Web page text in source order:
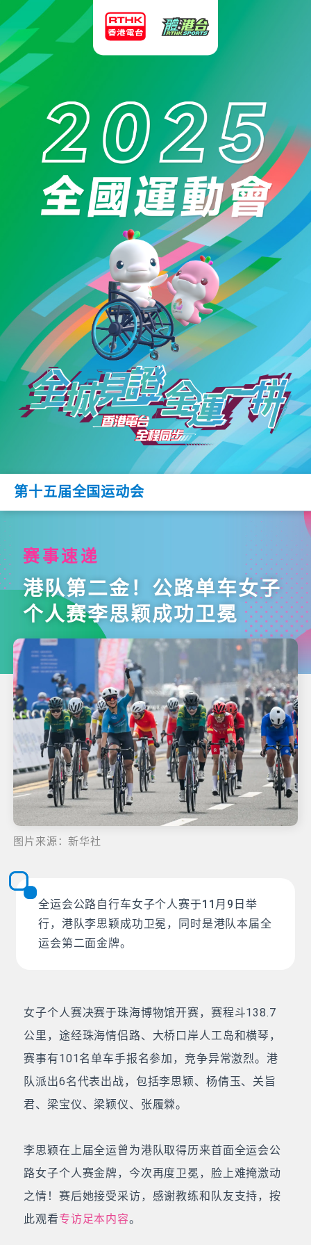
第十五届全国运动会
赛事速递
港队第二金！公路单车女子
个人赛李思颖成功卫冕
图片来源：新华社
全运会公路自行车女子个人赛于11月9日举
行，港队李思颖成功卫冕，同时是港队本届全
运会第二面金牌。
女子个人赛决赛于珠海博物馆开赛，赛程斗138.7
公里，途经珠海情侣路、大桥口岸人工岛和横琴，
赛事有101名单车手报名参加，竞争异常激烈。港
队派出6名代表出战，包括李思颖、杨倩玉、关旨
君、梁宝仪、梁颖仪、张履檾。
李思颖在上届全运曾为港队取得历来首面全运会公
路女子个人赛金牌，今次再度卫冕，脸上难掩激动
之情！赛后她接受采访，感谢教练和队友支持，按
此观看专访足本内容。